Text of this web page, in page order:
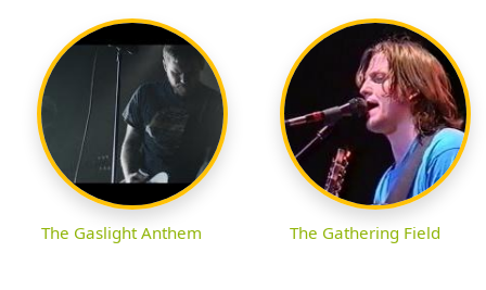
The Gaslight Anthem The Gathering Field